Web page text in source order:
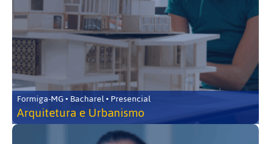
Formiga-MG • Bacharel • Presencial
Arquitetura e Urbanismo